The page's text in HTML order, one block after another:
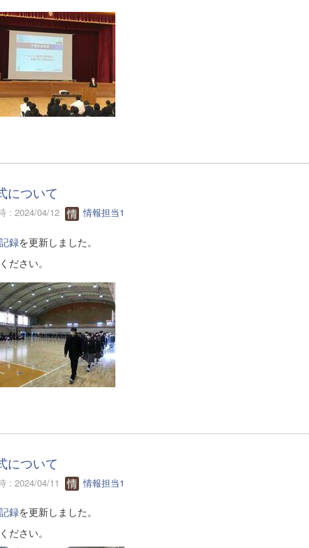
について
: 2024/04/12 情報担当1
録を更新しました。
ださい。
について
: 2024/04/11 情報担当1
録を更新しました。
ださい。